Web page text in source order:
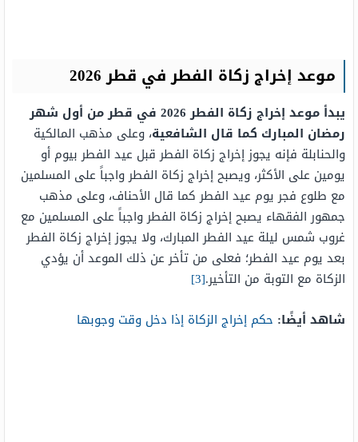
موعد إخراج زكاة الفطر في قطر 2026
يبدأ موعد إخراج زكاة الفطر 2026 في قطر من أول شهر
رمضان المبارك كما قال الشافعية، وعلى مذهب المالكية
والحنابلة فإنه يجوز إخراج زكاة الفطر قبل عيد الفطر بيوم أو
يومين على الأكثر، ويصبح إخراج زكاة الفطر واجباً على المسلمين
مع طلوع فجر يوم عيد الفطر كما قال الأحناف، وعلى مذهب
جمهور الفقهاء يصبح إخراج زكاة الفطر واجباً على المسلمين مع
غروب شمس ليلة عيد الفطر المبارك، ولا يجوز إخراج زكاة الفطر
بعد يوم عيد الفطر؛ فعلى من تأخر عن ذلك الموعد أن يؤدي
الزكاة مع التوبة من التأخير.[3]
شاهد أيضًا: حكم إخراج الزكاة إذا دخل وقت وجوبها